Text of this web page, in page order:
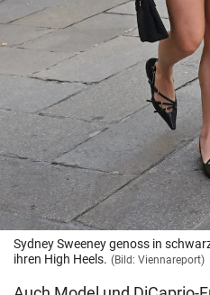
Sydney Sweeney genoss in
ihren High Heels. (Bild: Viennareport)